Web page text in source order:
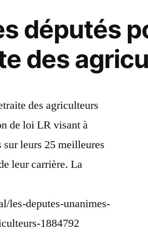
députés
des
des agriculteurs
de loi LR visant à
leurs 25 meilleures
leur carrière. La
les-deputes-unanimes-
1884792